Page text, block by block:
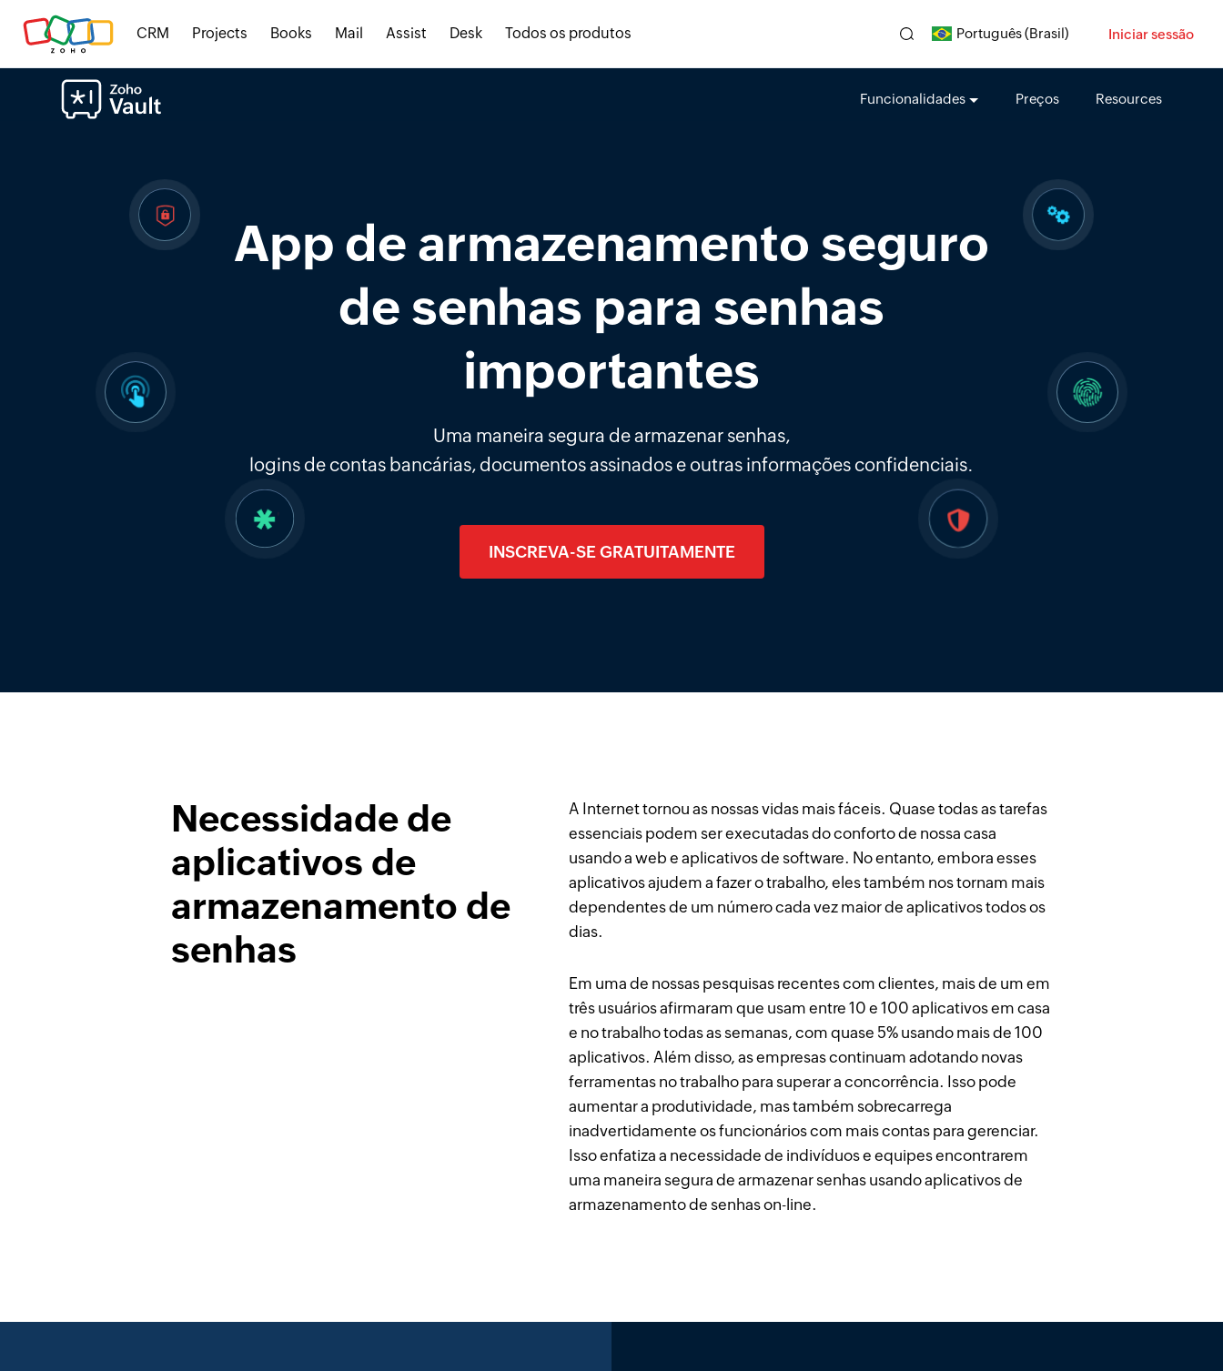
CRM Projects Books Mail Assist Desk Todos os produtos Português (Brasil) Iniciar sessão
Funcionalidades Preços Resources
App de armazenamento seguro
de senhas para senhas
importantes
Uma maneira segura de armazenar senhas,
logins de contas bancárias, documentos assinados e outras informações confidenciais.
INSCREVA-SE GRATUITAMENTE
Necessidade de
aplicativos de
armazenamento de
senhas
A Internet tornou as nossas vidas mais fáceis. Quase todas as tarefas
essenciais podem ser executadas do conforto de nossa casa
usando a web e aplicativos de software. No entanto, embora esses
aplicativos ajudem a fazer o trabalho, eles também nos tornam mais
dependentes de um número cada vez maior de aplicativos todos os
dias.
Em uma de nossas pesquisas recentes com clientes, mais de um em
três usuários afirmaram que usam entre 10 e 100 aplicativos em casa
e no trabalho todas as semanas, com quase 5% usando mais de 100
aplicativos. Além disso, as empresas continuam adotando novas
ferramentas no trabalho para superar a concorrência. Isso pode
aumentar a produtividade, mas também sobrecarrega
inadvertidamente os funcionários com mais contas para gerenciar.
Isso enfatiza a necessidade de indivíduos e equipes encontrarem
uma maneira segura de armazenar senhas usando aplicativos de
armazenamento de senhas on-line.